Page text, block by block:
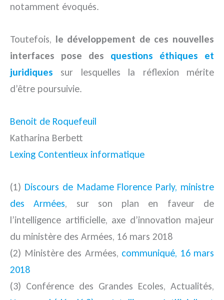
notamment évoqués.
Toutefois, le développement de ces nouvelles
interfaces pose des questions éthiques et
juridiques sur lesquelles la réflexion mérite
d’être poursuivie.
Benoit de Roquefeuil
Katharina Berbett
Lexing Contentieux informatique
(1) Discours de Madame Florence Parly, ministre
des Armées, sur son plan en faveur de
l’intelligence artificielle, axe d’innovation majeur
du ministère des Armées, 16 mars 2018
(2) Ministère des Armées, communiqué, 16 mars
2018
(3) Conférence des Grandes Ecoles, Actualités,